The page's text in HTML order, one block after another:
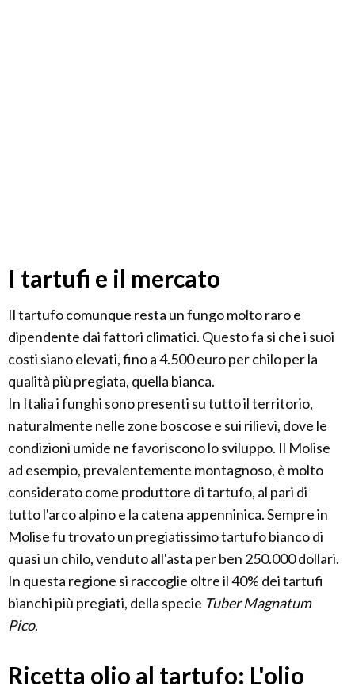
I tartufi e il mercato
Il tartufo comunque resta un fungo molto raro e
dipendente dai fattori climatici. Questo fa si che i suoi
costi siano elevati, fino a 4.500 euro per chilo per la
qualità più pregiata, quella bianca.
In Italia i funghi sono presenti su tutto il territorio,
naturalmente nelle zone boscose e sui rilievi, dove le
condizioni umide ne favoriscono lo sviluppo. Il Molise
ad esempio, prevalentemente montagnoso, è molto
considerato come produttore di tartufo, al pari di
tutto l'arco alpino e la catena appenninica. Sempre in
Molise fu trovato un pregiatissimo tartufo bianco di
quasi un chilo, venduto all'asta per ben 250.000 dollari.
In questa regione si raccoglie oltre il 40% dei tartufi
bianchi più pregiati, della specie Tuber Magnatum
Pico.
Ricetta olio al tartufo: L'olio